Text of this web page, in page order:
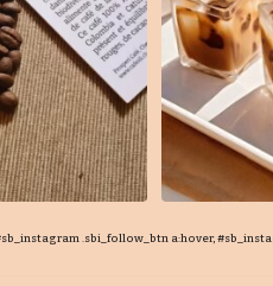
.sbi_follow_btn a:hover,